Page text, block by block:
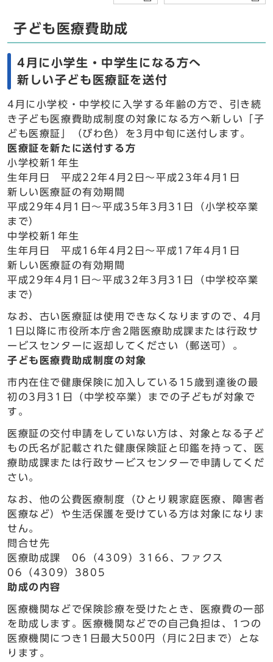
子ども医療費助成
4月に小学生・中学生になる方へ
新しい子ども医療証を送付
4月に小学校・中学校に入学する年齢の方で、引き続
き子ども医療費助成制度の対象になる方へ新しい「子
ども医療証」（びわ色）を3月中旬に送付します。
医療証を新たに送付する方
小学校新1年生
生年月日 平成22年4月2日～平成23年4月1日
新しい医療証の有効期間
平成29年4月1日～平成35年3月31日（小学校卒業
まで）
中学校新1年生
生年月日 平成16年4月2日～平成17年4月1日
新しい医療証の有効期間
平成29年4月1日～平成32年3月31日（中学校卒業
まで）
なお、古い医療証は使用できなくなりますので、4月
1日以降に市役所本庁舎2階医療助成課または行政サ
ービスセンターに返却してください（郵送可）。
子ども医療費助成制度の対象
市内在住で健康保険に加入している15歳到達後の最
初の3月31日（中学校卒業）までの子どもが対象で
す。
医療証の交付申請をしていない方は、対象となる子ど
もの氏名が記載された健康保険証と印鑑を持って、医
療助成課または行政サービスセンターで申請してくだ
さい。
なお、他の公費医療制度（ひとり親家庭医療、障害者
医療など）や生活保護を受けている方は対象になりま
せん。
問合せ先
医療助成課 06（4309）3166、ファクス
06（4309）3805
助成の内容
医療機関などで保険診療を受けたとき、医療費の一部
を助成します。医療機関などでの自己負担は、1つの
医療機関につき1日最大500円（月に2日まで）とな
ります。